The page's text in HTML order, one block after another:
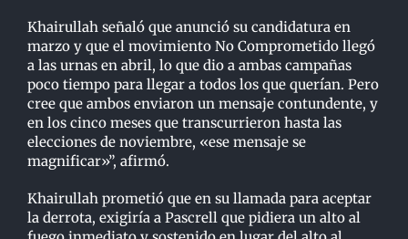
Khairullah señaló que anunció su candidatura en
marzo y que el movimiento No Comprometido llegó
a las urnas en abril, lo que dio a ambas campañas
poco tiempo para llegar a todos los que querían. Pero
cree que ambos enviaron un mensaje contundente, y
en los cinco meses que transcurrieron hasta las
elecciones de noviembre, «ese mensaje se
magnificar»”, afirmó.
Khairullah prometió que en su llamada para aceptar
la derrota, exigiría a Pascrell que pidiera un alto al